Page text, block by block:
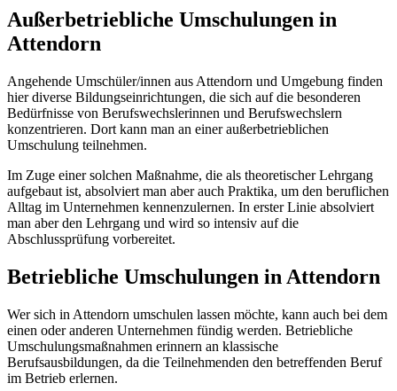
Außerbetriebliche Umschulungen in
Attendorn
Angehende Umschüler/innen aus Attendorn und Umgebung finden
hier diverse Bildungseinrichtungen, die sich auf die besonderen
Bedürfnisse von Berufswechslerinnen und Berufswechslern
konzentrieren. Dort kann man an einer außerbetrieblichen
Umschulung teilnehmen.
Im Zuge einer solchen Maßnahme, die als theoretischer Lehrgang
aufgebaut ist, absolviert man aber auch Praktika, um den beruflichen
Alltag im Unternehmen kennenzulernen. In erster Linie absolviert
man aber den Lehrgang und wird so intensiv auf die
Abschlussprüfung vorbereitet.
Betriebliche Umschulungen in Attendorn
Wer sich in Attendorn umschulen lassen möchte, kann auch bei dem
einen oder anderen Unternehmen fündig werden. Betriebliche
Umschulungsmaßnahmen erinnern an klassische
Berufsausbildungen, da die Teilnehmenden den betreffenden Beruf
im Betrieb erlernen.